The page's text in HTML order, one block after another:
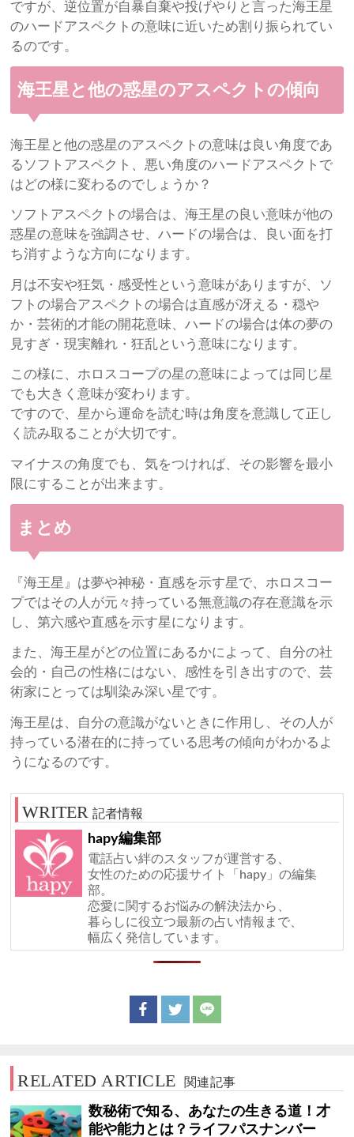
ですが、逆位置が自暴自棄や投げやりと言った海王星
のハードアスペクトの意味に近いため割り振られてい
るのです。
海王星と他の惑星のアスペクトの傾向
海王星と他の惑星のアスペクトの意味は良い角度であ
るソフトアスペクト、悪い角度のハードアスペクトで
はどの様に変わるのでしょうか？
ソフトアスペクトの場合は、海王星の良い意味が他の
惑星の意味を強調させ、ハードの場合は、良い面を打
ち消すような方向になります。
月は不安や狂気・感受性という意味がありますが、ソ
フトの場合アスペクトの場合は直感が冴える・穏や
か・芸術的才能の開花意味、ハードの場合は体の夢の
見すぎ・現実離れ・狂乱という意味になります。
この様に、ホロスコープの星の意味によっては同じ星
でも大きく意味が変わります。
ですので、星から運命を読む時は角度を意識して正し
く読み取ることが大切です。
マイナスの角度でも、気をつければ、その影響を最小
限にすることが出来ます。
まとめ
『海王星』は夢や神秘・直感を示す星で、ホロスコー
プではその人が元々持っている無意識の存在意識を示
し、第六感や直感を示す星になります。
また、海王星がどの位置にあるかによって、自分の社
会的・自己の性格にはない、感性を引き出すので、芸
術家にとっては馴染み深い星です。
海王星は、自分の意識がないときに作用し、その人が
持っている潜在的に持っている思考の傾向がわかるよ
うになるのです。
記者情報
hapy編集部
電話占い絆のスタッフが運営する、
女性のための応援サイト「hapy」の編集
部。
恋愛に関するお悩みの解決法から、
暮らしに役立つ最新の占い情報まで、
幅広く発信しています。
RELATED ARTICLE 関連記事
数秘術で知る、あなたの生きる道！才
能や能力とは？ライフパスナンバー